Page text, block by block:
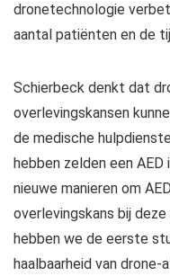
dronetechnologie
aantal patiënten en de
Schierbeck denkt dat
overlevingskansen
de medische
hebben zelden een AED
nieuwe manieren om
overlevingskans bij
hebben we de eerste
haalbaarheid van drone-